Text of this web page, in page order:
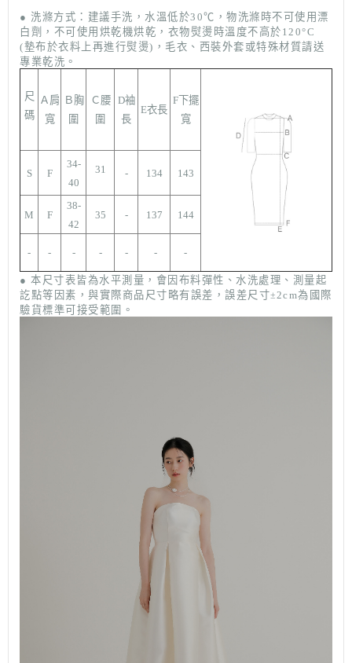
● 洗滌方式： 建議手洗，水溫低於30℃ ， 物洗滌時不可使用漂
白劑，不可使用烘乾機烘乾，衣物熨燙時溫度不高於120°C
(墊布於衣料上再進行熨 燙)，毛衣、西裝外套或特殊材質請送
專業乾洗。
尺
碼
Ａ肩
寬
Ｂ胸
圍
Ｃ腰
圍
D袖
長
E衣長
F下擺
寬
S F
34-
40
31 - 134 143
M F
38-
42
35 - 137 144
- - - - - - -
● 本尺寸表皆為水平測量，會因布料彈性、水洗處理、測量起
訖點等因素，與實際商品尺寸略有誤差，誤差尺寸±2cm為國際
驗貨標準可接受範圍。